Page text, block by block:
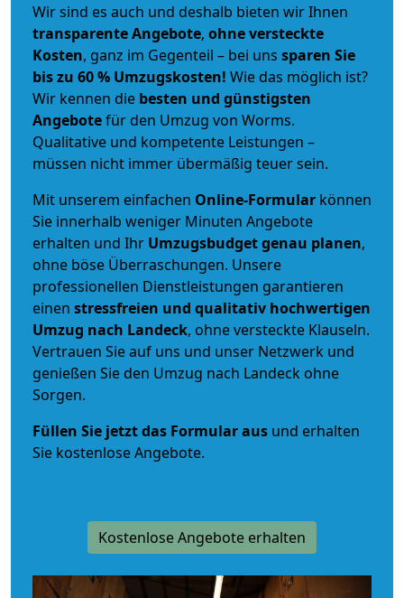
Wir sind es auch und deshalb bieten wir Ihnen
transparente Angebote, ohne versteckte
Kosten, ganz im Gegenteil – bei uns sparen Sie
bis zu 60 % Umzugskosten! Wie das möglich ist?
Wir kennen die besten und günstigsten
Angebotefür den Umzug von Worms.
Qualitative und kompetente Leistungen –
müssen nicht immer übermäßig teuer sein.
Mit unserem einfachen Online-Formular können
Sie innerhalb weniger Minuten Angebote
erhalten und Ihr Umzugsbudgetgenau planen,
ohne böse Überraschungen. Unsere
professionellen Dienstleistungen garantieren
einen stressfreien und qualitativ hochwertigen
Umzug nach Landeck, ohne versteckte Klauseln.
Vertrauen Sie auf uns und unser Netzwerk und
genießen Sie den Umzug nach Landeck ohne
Sorgen.
Füllen Sie jetzt das Formular aus und erhalten
Sie kostenlose Angebote.
Kostenlose Angebote erhalten